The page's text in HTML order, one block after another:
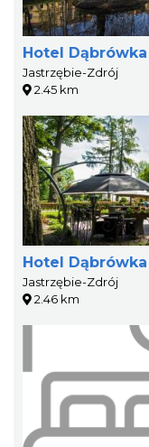
Hotel Dąbrówka
Jastrzębie-Zdrój
2.45 km
Hotel Dąbrówka
Jastrzębie-Zdrój
2.46 km